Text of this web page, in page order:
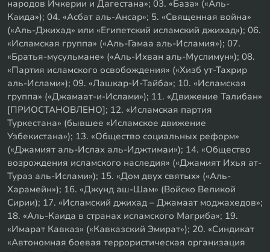
народов Ичкерии и Дагестана»; 03. «База» («Аль-
Каида»); 04. «Асбат аль-Ансар»; 5. «Священная война»
(«Аль-Джихад» или «Египетский исламский джихад»); 06.
«Исламская группа» («Аль-Гамаа аль-Исламия»); 07.
«Братья-мусульмане» («Аль-Ихван аль-Муслимун»); 08.
«Партия исламского освобождения» («Хизб ут-Тахрир
аль-Ислами»); 09. «Лашкар-И-Тайба»; 10. «Исламская
группа» («Джамаат-и-Ислами»); 11. «Движение Талибан»
[ПРИОСТАНОВЛЕНО]; 12. «Исламская партия
Туркестана» (бывшее «Исламское движение
Узбекистана»); 13. «Общество социальных реформ»
(«Джамият аль-Ислах аль-Иджтимаи»); 14. «Общество
возрождения исламского наследия» («Джамият Ихья ат-
Тураз аль-Ислами»); 15. «Дом двух святых» («Аль-
Харамейн»); 16. «Джунд аш-Шам» (Войско Великой
Сирии); 17. «Исламский джихад – Джамаат моджахедов»;
18. «Аль-Каида в странах исламского Магриба»; 19.
«Имарат Кавказ» («Кавказский Эмират»); 20. «Синдикат
«Автономная боевая террористическая организация